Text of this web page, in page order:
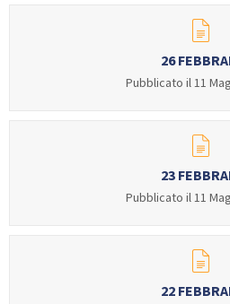
26
Pubblicato il 11
23
Pubblicato il 11
22